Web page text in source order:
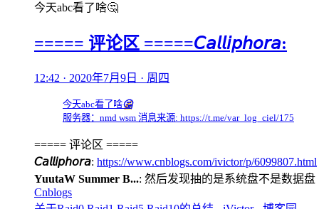
今天abc看了啥🤔
===== 评论区 =====𝘊𝘢𝘭𝘭𝘪𝘱𝘩𝘰𝘳𝘢:
12:42 · 2020年7月9日 · 周四
今天abc看了啥🤔
服务器：nmd wsm 消息来源: https://t.me/var_log_ciel/175
===== 评论区 =====
𝘊𝘢𝘭𝘭𝘪𝘱𝘩𝘰𝘳𝘢: https://www.cnblogs.com/ivictor/p/6099807.html
YuutaW Summer B...: 然后发现抽的是系统盘不是数据盘
Cnblogs